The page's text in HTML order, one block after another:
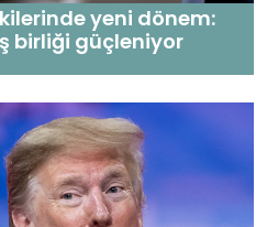
yeni dönem:
birliği güçleniyor